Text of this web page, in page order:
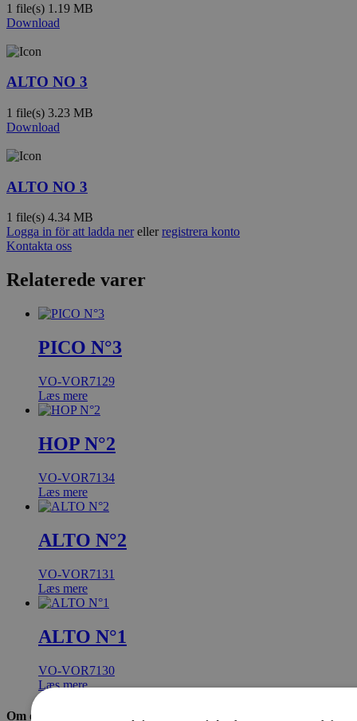
1 file(s) 1.19 MB
Download
ALTO NO 3
1 file(s) 3.23 MB
Download
ALTO NO 3
1 file(s) 4.34 MB
Logga in för att ladda nerellerregistrera konto
Kontakta oss
Relaterede varer
PICO N°3
VO-VOR7129
Læs mere
HOP N°2
VO-VOR7134
Læs mere
ALTO N°2
VO-VOR7131
Læs mere
ALTO N°1
VO-VOR7130
Læs mere
Om os